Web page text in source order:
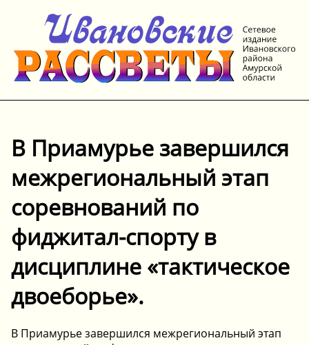
В Приамурье завершился
межрегиональный этап
соревнований по
фиджитал-спорту в
дисциплине «тактическое
двоеборье».
В Приамурье завершился межрегиональный этап